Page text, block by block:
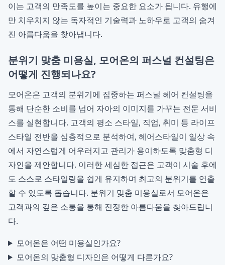
이는 고객의 만족도를 높이는 중요한 요소가 됩니다. 유행에
만 치우치지 않는 독자적인 기술력과 노하우로 고객의 숨겨
진 아름다움을 찾아냅니다.
분위기 맞춤 미용실, 모어온의 퍼스널 컨설팅은
어떻게 진행되나요?
모어온은 고객의 분위기에 집중하는 퍼스널 헤어 컨설팅을
통해 단순한 소비를 넘어 자아의 이미지를 가꾸는 전문 서비
스를 실현합니다. 고객의 평소 스타일, 직업, 취미 등 라이프
스타일 전반을 심층적으로 분석하여, 헤어스타일이 일상 속
에서 자연스럽게 어우러지고 관리가 용이하도록 맞춤형 디
자인을 제안합니다. 이러한 세심한 접근은 고객이 시술 후에
도 스스로 스타일링을 쉽게 유지하며 최고의 분위기를 연출
할 수 있도록 돕습니다. 분위기 맞춤 미용실로서 모어온은
고객과의 깊은 소통을 통해 진정한 아름다움을 찾아드립니
다.
모어온은 어떤 미용실인가요?
모어온의 맞춤형 디자인은 어떻게 다른가요?